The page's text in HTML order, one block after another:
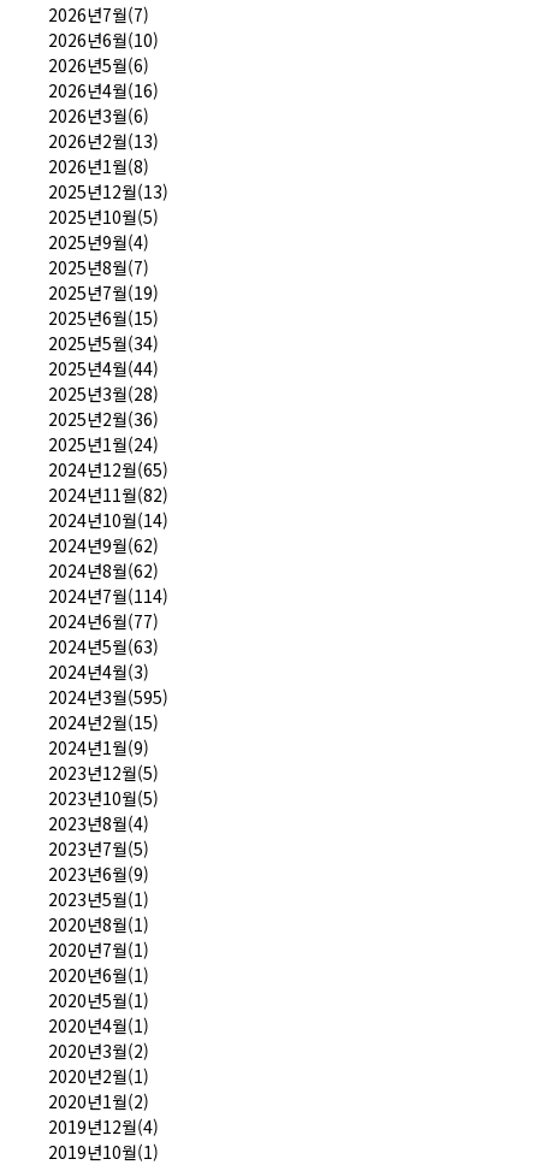
2026년7월(7)
2026년6월(10)
2026년5월(6)
2026년4월(16)
2026년3월(6)
2026년2월(13)
2026년1월(8)
2025년12월(13)
2025년10월(5)
2025년9월(4)
2025년8월(7)
2025년7월(19)
2025년6월(15)
2025년5월(34)
2025년4월(44)
2025년3월(28)
2025년2월(36)
2025년1월(24)
2024년12월(65)
2024년11월(82)
2024년10월(14)
2024년9월(62)
2024년8월(62)
2024년7월(114)
2024년6월(77)
2024년5월(63)
2024년4월(3)
2024년3월(595)
2024년2월(15)
2024년1월(9)
2023년12월(5)
2023년10월(5)
2023년8월(4)
2023년7월(5)
2023년6월(9)
2023년5월(1)
2020년8월(1)
2020년7월(1)
2020년6월(1)
2020년5월(1)
2020년4월(1)
2020년3월(2)
2020년2월(1)
2020년1월(2)
2019년12월(4)
2019년10월(1)